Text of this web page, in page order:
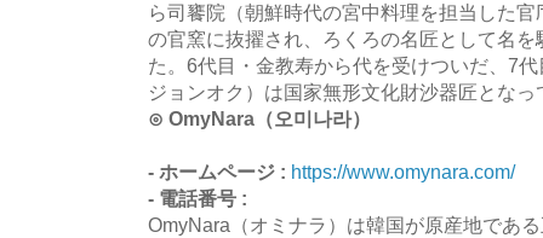
ら司饔院（朝鮮時代の宮中料理を担当した
の官窯に抜擢され、ろくろの名匠として名
た。6代目・金教寿から代を受けついだ、7
ジョンオク）は国家無形文化財沙器匠となっ
⊙ OmyNara（오미나라）
- ホームページ : https://www.omynara.com/
- 電話番号 :
OmyNara（オミナラ）は韓国が原産地であ